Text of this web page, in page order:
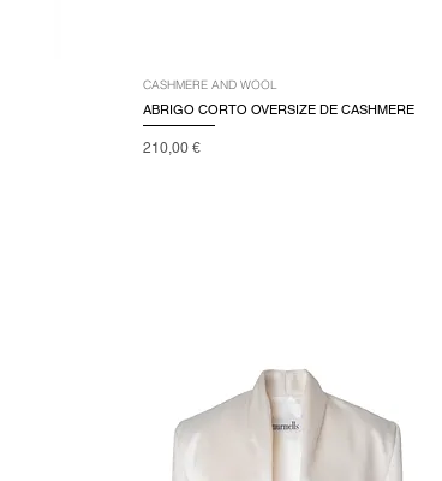
CASHMERE AND WOOL
ABRIGO CORTO OVERSIZE DE CASHMERE
Precio
210,00 €